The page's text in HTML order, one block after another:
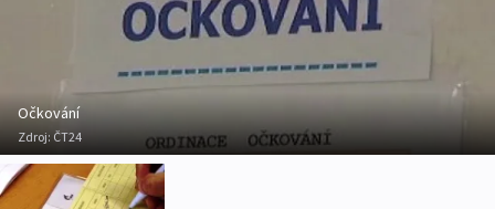
Očkování
Zdroj: ČT24